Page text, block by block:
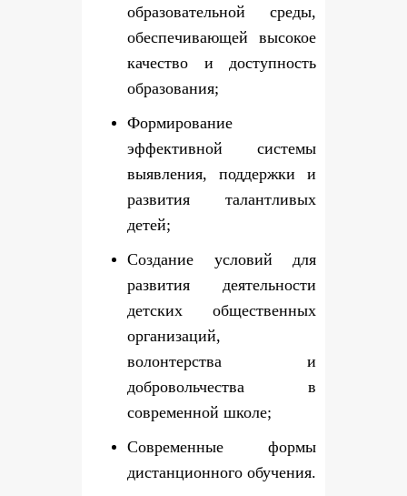
образовательной среды,
обеспечивающей высокое
качество и доступность
образования;
Формирование
эффективной системы
выявления, поддержки и
развития талантливых
детей;
Создание условий для
развития деятельности
детских общественных
организаций,
волонтерства и
добровольчества в
современной школе;
Современные формы
дистанционного обучения.